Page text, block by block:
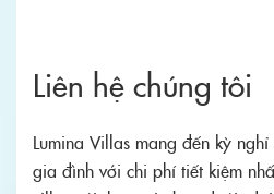
Liên hệ chúng tôi
Lumina Villas mang đến kỳ
gia đình với chi phí tiết kiệm